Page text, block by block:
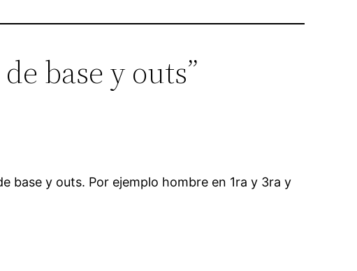
base y outs”
base y outs. Por ejemplo hombre en 1ra y 3ra y